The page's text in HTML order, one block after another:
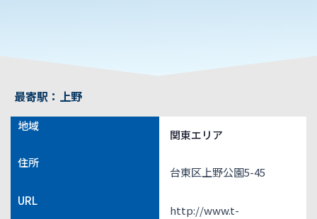
最寄駅：上野
地域
関東エリア
住所
台東区上野公園5-45
URL
http://www.t-